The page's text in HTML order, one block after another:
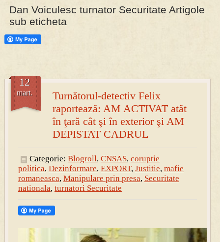
Dan Voiculesc turnator Securitate Artigole
sub eticheta
Turnătorul-detectiv Felix
raportează: AM ACTIVAT atât
în ţară cât şi în exterior şi AM
DEPISTAT CADRUL
12
mart.
Categorie: Blogroll, CNSAS, coruptie
politica, Dezinformare, EXPORT, Justitie, mafie
romaneasca, Manipulare prin presa, Securitate
nationala, turnatori Securitate